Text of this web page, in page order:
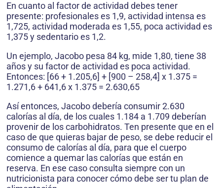
En cuanto al factor de actividad debes tener
presente: profesionales es 1,9, actividad intensa es
1,725, actividad moderada es 1,55, poca actividad es
1,375 y sedentario es 1,2.
Un ejemplo, Jacobo pesa 84 kg, mide 1,80, tiene 38
años y su factor de actividad es poca actividad.
Entonces: [66 + 1.205,6] + [900 – 258,4] x 1.375 =
1.271,6 + 641,6 x 1.375 = 2.630,65
Así entonces, Jacobo debería consumir 2.630
calorías al día, de los cuales 1.184 a 1.709 deberían
provenir de los carbohidratos. Ten presente que en el
caso de que quieras bajar de peso, se debe reducir el
consumo de calorías al día, para que el cuerpo
comience a quemar las calorías que están en
reserva. En ese caso consulta siempre con un
nutricionista para conocer cómo debe ser tu plan de